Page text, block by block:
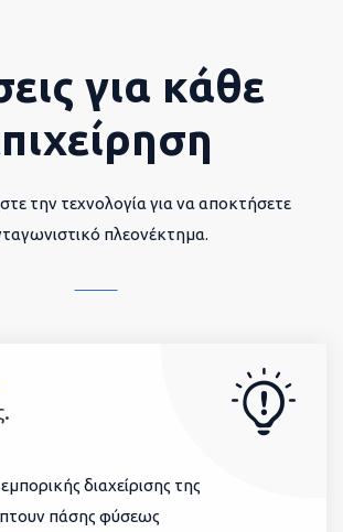
για κάθε
την τεχνολογία για να αποκτήσετε
πλεονέκτημα.
διαχείρισης της
πάσης φύσεως